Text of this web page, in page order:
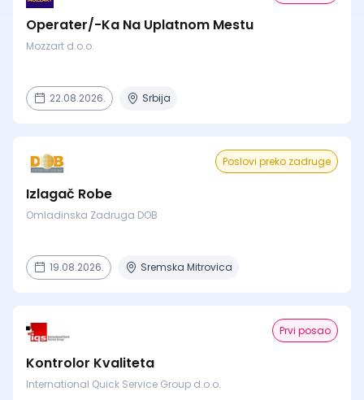
Operater/-Ka Na Uplatnom Mestu
Mozzart d.o.o.
22.08.2026. Srbija
Poslovi preko zadruge
Izlagač Robe
Omladinska Zadruga DOB
19.08.2026. Sremska Mitrovica
Prvi posao
Kontrolor Kvaliteta
International Quick Service Group d.o.o.